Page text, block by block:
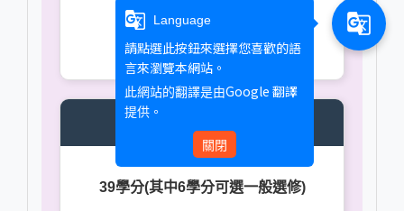
39學分(其中6學分可選一般選修)
g_translate Language
請點選此按鈕來選擇您喜歡的語
言來瀏覽本網站。
此網站的翻譯是由Google 翻譯
提供。
關閉
g_translate